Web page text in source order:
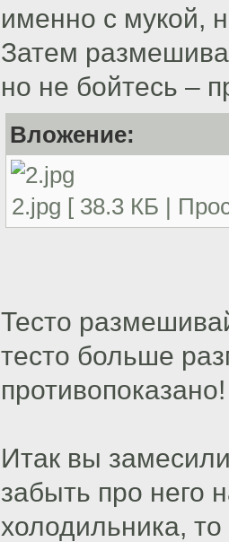
именно с мукой,
Затем
но не бойтесь –
Вложение:
2.jpg [ 38.3 КБ |
Тесто
тесто больше
противопоказано!
Итак вы
забыть про него
холодильника,